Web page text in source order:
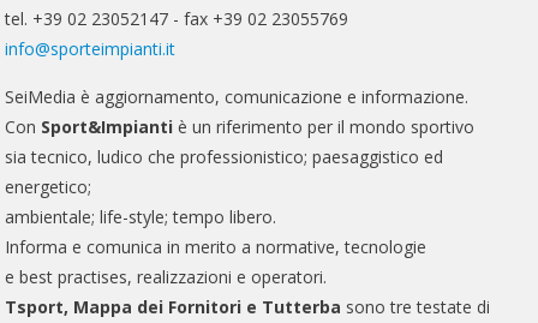
tel. +39 02 23052147 - fax +39 02 23055769
info@sporteimpianti.it
SeiMedia è aggiornamento, comunicazione e informazione.
Con Sport&Impianti è un riferimento per il mondo sportivo
sia tecnico, ludico che professionistico; paesaggistico ed
energetico;
ambientale; life-style; tempo libero.
Informa e comunica in merito a normative, tecnologie
e best practises, realizzazioni e operatori.
Tsport, Mappa dei Fornitori e Tutterba sono tre testate di